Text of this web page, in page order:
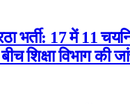
भर्ती: 17 में 11
शिक्षा विभाग की